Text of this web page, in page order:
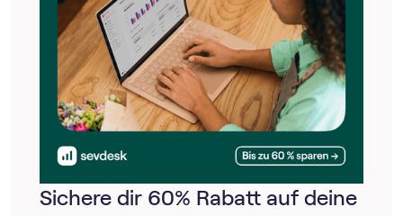
Sichere dir 60% Rabatt auf deine